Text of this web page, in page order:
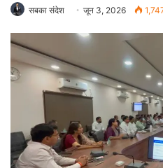
सबका संदेश जून 3, 2026